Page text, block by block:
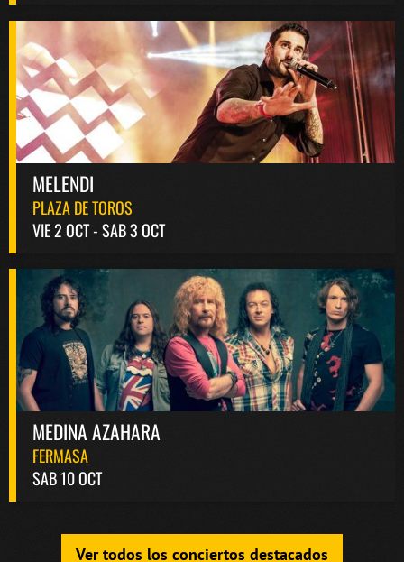
MELENDI
PLAZA DE TOROS
VIE 2 OCT - SAB 3 OCT
MEDINA AZAHARA
FERMASA
SAB 10 OCT
Ver todos los conciertos destacados